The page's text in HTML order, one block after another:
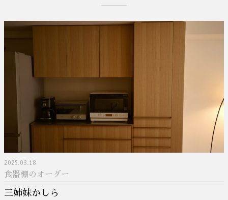
2025.03.18
食器棚のオーダー
三姉妹かしら